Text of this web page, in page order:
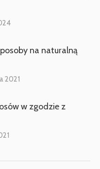
na naturalną
2021
w zgodzie z